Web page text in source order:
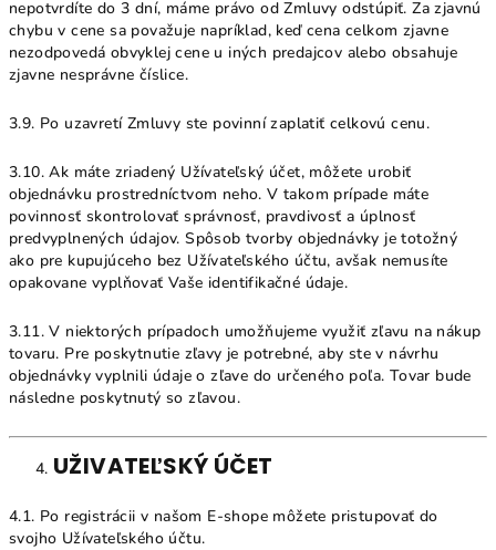
nepotvrdíte do 3 dní, máme právo od Zmluvy odstúpiť. Za zjavnú
chybu v cene sa považuje napríklad, keď cena celkom zjavne
nezodpovedá obvyklej cene u iných predajcov alebo obsahuje
zjavne nesprávne číslice.
3.9. Po uzavretí Zmluvy ste povinní zaplatiť celkovú cenu.
3.10. Ak máte zriadený Užívateľský účet, môžete urobiť
objednávku prostredníctvom neho. V takom prípade máte
povinnosť skontrolovať správnosť, pravdivosť a úplnosť
predvyplnených údajov. Spôsob tvorby objednávky je totožný
ako pre kupujúceho bez Užívateľského účtu, avšak nemusíte
opakovane vyplňovať Vaše identifikačné údaje.
3.11. V niektorých prípadoch umožňujeme využiť zľavu na nákup
tovaru. Pre poskytnutie zľavy je potrebné, aby ste v návrhu
objednávky vyplnili údaje o zľave do určeného poľa. Tovar bude
následne poskytnutý so zľavou.
UŽIVATEĽSKÝ ÚČET
4.1. Po registrácii v našom E-shope môžete pristupovať do
svojho Užívateľského účtu.